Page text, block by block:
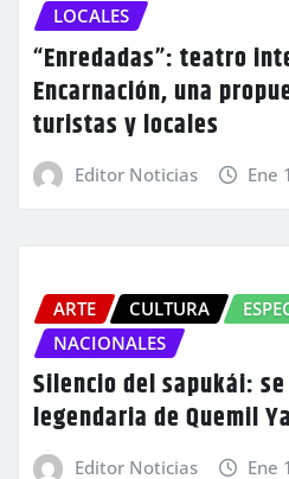
LOCALES
“Enredadas”: teatro
Encarnación, una
turistas y locales
Editor Noticias Ene
ARTE CULTURA
NACIONALES
Silencio del sapukái:
legendaria de Quemil
Editor Noticias Ene